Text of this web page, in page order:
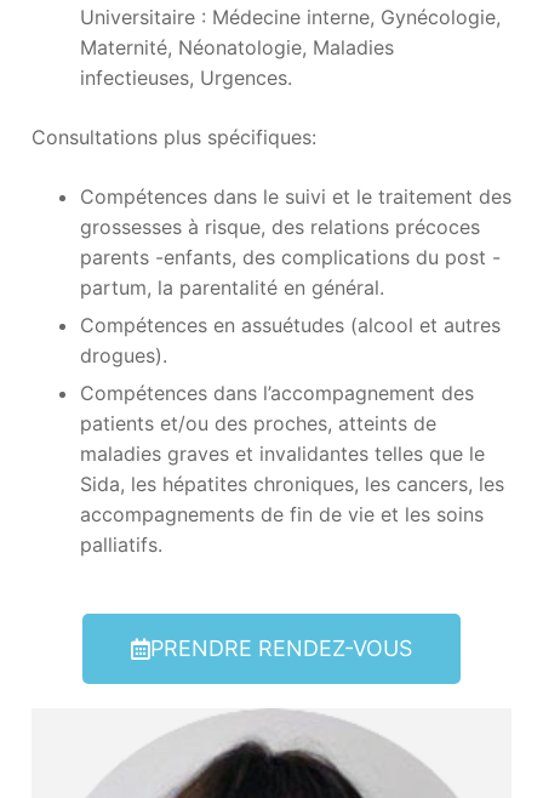
Universitaire : Médecine interne, Gynécologie,
Maternité, Néonatologie, Maladies
infectieuses, Urgences.
Consultations plus spécifiques:
Compétences dans le suivi et le traitement des
grossesses à risque, des relations précoces
parents -enfants, des complications du post -
partum, la parentalité en général.
Compétences en assuétudes (alcool et autres
drogues).
Compétences dans l’accompagnement des
patients et/ou des proches, atteints de
maladies graves et invalidantes telles que le
Sida, les hépatites chroniques, les cancers, les
accompagnements de fin de vie et les soins
palliatifs.
PRENDRE RENDEZ-VOUS